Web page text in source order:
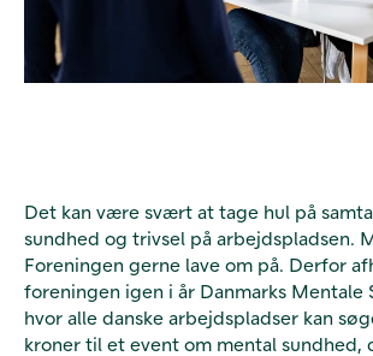
Det kan være svært at tage hul på
sundhed og trivsel på arbejdspladsen.
Foreningen gerne lave om på. Derfor
foreningen igen i år Danmarks Mentale
hvor alle danske arbejdspladser kan
kroner til et event om mental sundhed,